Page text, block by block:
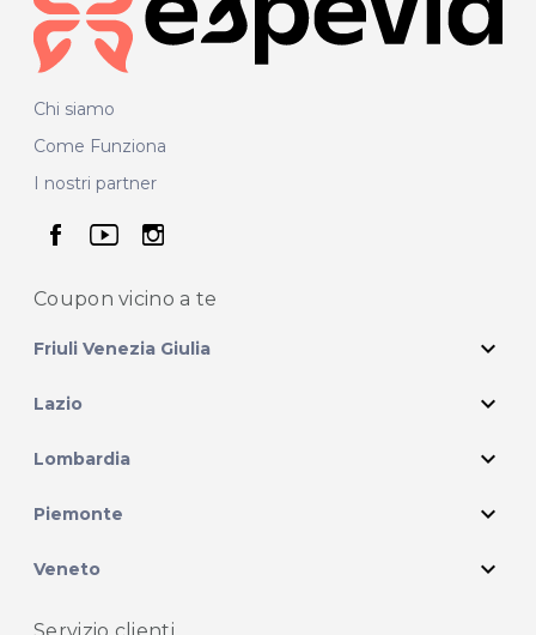
Chi siamo
Come Funziona
I nostri partner
seguici su facebook
seguici su youtube
seguici su instagram
Coupon vicino a te
Friuli Venezia Giulia expand_more
Lazio expand_more
Lombardia expand_more
Piemonte expand_more
Veneto expand_more